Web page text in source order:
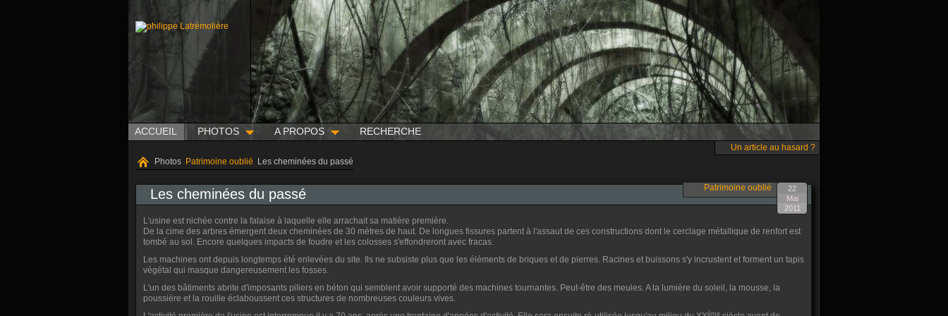
ACCUEIL PHOTOS A PROPOS RECHERCHE
Un article au hasard ?
Photos Patrimoine oublié Les cheminées du passé
Les cheminées du passé Patrimoine oublié
22
Mai
2011
L'usine est nichée contre la falaise à laquelle elle arrachait sa matière première.
De la cime des arbres émergent deux cheminées de 30 mètres de haut. De longues fissures partent à l'assaut de ces constructions dont le cerclage métallique de renfort est
tombé au sol. Encore quelques impacts de foudre et les colosses s'effondreront avec fracas.
Les machines ont depuis longtemps été enlevées du site. Ils ne subsiste plus que les éléments de briques et de pierres. Racines et buissons s'y incrustent et forment un tapis
végétal qui masque dangereusement les fosses.
L'un des bâtiments abrite d'imposants piliers en béton qui semblent avoir supporté des machines tournantes. Peut-être des meules. A la lumière du soleil, la mousse, la
poussière et la rouille éclaboussent ces structures de nombreuses couleurs vives.
ème